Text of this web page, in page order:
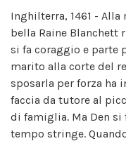
Inghilterra, 1461 -
bella Raine Blanchett
si fa coraggio e parte
marito alla corte del
sposarla per forza ha
faccia da tutore al
di famiglia. Ma Den
tempo stringe.